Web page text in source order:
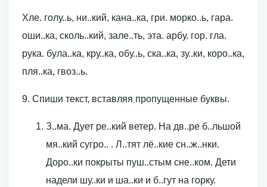
Хле. голу..ь, ни..кий, кана..ка, гри. морко..ь, гара.
оши..ка, сколь..кий, зале..ть, эта. арбу. гор. гла.
рука. була..ка, кру..ка, обу..ь, ска..ка, зу..ки, коро..ка,
пля..ка, гвоз..ь.
9. Спиши текст, вставляя пропущенные буквы.
З..ма. Дует ре..кий ветер. На дв..ре б..льшой
мя..кий сугро.. . Л..тят лё..кие сн..ж..нки.
Доро..ки покрыты пуш..стым сне..ком. Дети
надели шу..ки и ша..ки и б..гут на горку.